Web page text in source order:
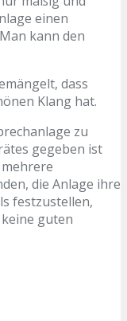
einen
kann den
dass
Klang hat.
zu
gegeben ist
die Anlage ihre
festzustellen,
guten